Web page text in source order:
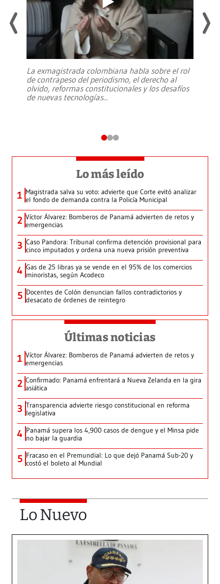
La exmagistrada colombiana habla sobre el rol
de contrapeso del periodismo, el derecho al
olvido, reformas constitucionales y los desafíos
de nuevas tecnologías...
Lo más leído
1 Magistrada salva su voto: advierte que Corte evitó analizar
el fondo de demanda contra la Policía Municipal
2 Víctor Álvarez: Bomberos de Panamá advierten de retos y
emergencias
3 Caso Pandora: Tribunal confirma detención provisional para
cinco imputados y ordena una nueva prisión preventiva
4 Gas de 25 libras ya se vende en el 95% de los comercios
minoristas, según Acodeco
5 Docentes de Colón denuncian fallos contradictorios y
desacato de órdenes de reintegro
Últimas noticias
1 Víctor Álvarez: Bomberos de Panamá advierten de retos y
emergencias
2 Confirmado: Panamá enfrentará a Nueva Zelanda en la gira
asiática
3 Transparencia advierte riesgo constitucional en reforma
legislativa
4 Panamá supera los 4,900 casos de dengue y el Minsa pide
no bajar la guardia
5 Fracaso en el Premundial: Lo que dejó Panamá Sub-20 y
costó el boleto al Mundial
Lo Nuevo